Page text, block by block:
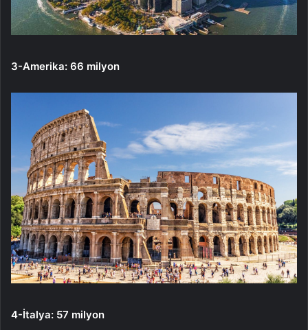
3-Amerika: 66 milyon
4-İtalya: 57 milyon